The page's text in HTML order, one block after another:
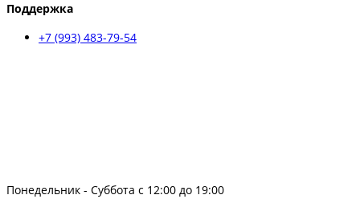
Поддержка
+7 (993) 483-79-54
Понедельник - Суббота с 12:00 до 19:00